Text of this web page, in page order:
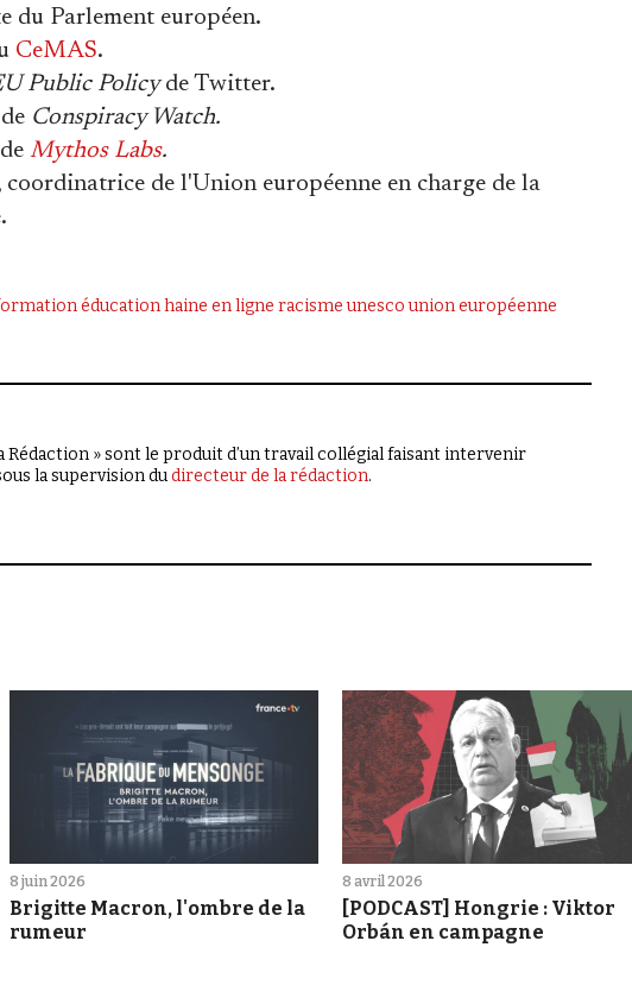
du Parlement européen.
CeMAS.
Public Policyde Twitter.
Conspiracy Watch.
Mythos Labs.
de l'Union européenne en charge de la
éducationhaine en ligne racisme unesco union européenne
Rédaction » sont le produit d’un travail collégial faisant intervenir
la supervision dudirecteur de la rédaction.
8 juin 2026
Brigitte Macron, l'ombre de la
rumeur
8 avril 2026
[PODCAST] Hongrie : Viktor
Orbán en campagne